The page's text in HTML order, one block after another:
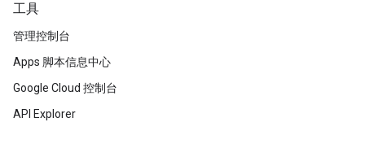
工具
管理控制台
Apps 脚本信息中心
Google Cloud 控制台
API Explorer